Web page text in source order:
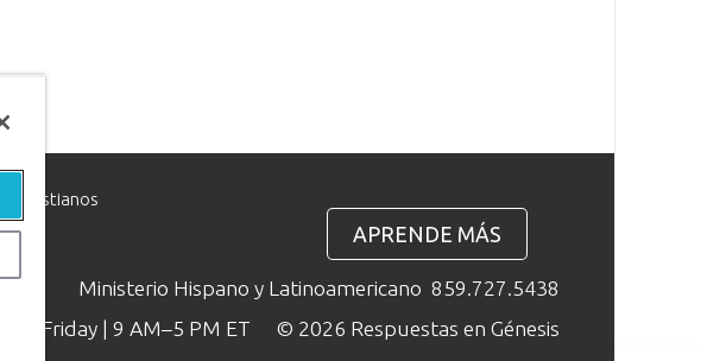
cristianos
APRENDE MÁS
Ministerio Hispano y Latinoamericano 859.727.5438
| 9 AM–5 PM ET
© 2026 Respuestas en Génesis